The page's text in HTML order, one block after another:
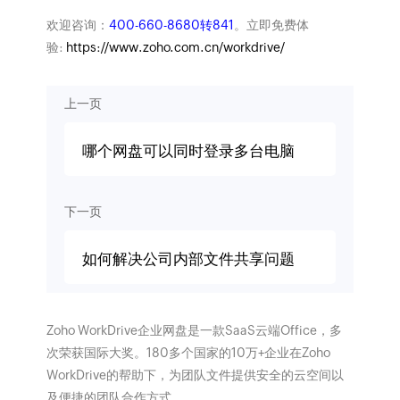
欢迎咨询： 400-660-8680转841 。立即免费体
验: https://www.zoho.com.cn/workdrive/
上一页
哪个网盘可以同时登录多台电脑
下一页
如何解决公司内部文件共享问题
Zoho WorkDrive企业网盘是一款SaaS云端Office，多
次荣获国际大奖。180多个国家的10万+企业在Zoho
WorkDrive的帮助下，为团队文件提供安全的云空间以